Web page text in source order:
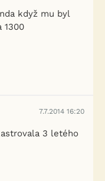
když mu byl
1300
7.7.2014 16:20
3 letého